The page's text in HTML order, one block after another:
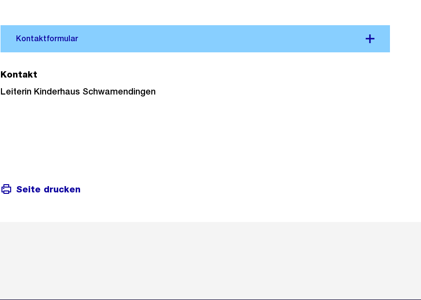
Kontakt
Leiterin Kinderhaus Schwamendingen
Seite drucken